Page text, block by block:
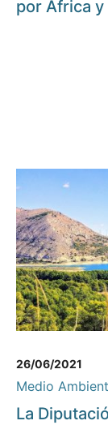
por África
26/06/2021
Medio
La